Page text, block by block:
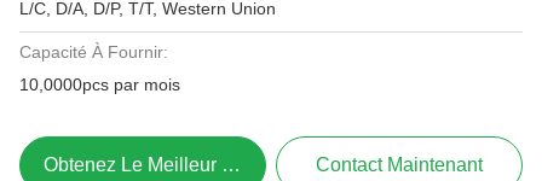
L/C, D/A, D/P, T/T, Western Union
Capacité À Fournir:
10,0000pcs par mois
Obtenez Le Meilleur Prix Contact Maintenant